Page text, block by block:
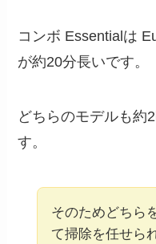
コンボ Essentialは
が約20分長いです。
どちらのモデルも約
す。
そのためどちら
て掃除を任せら